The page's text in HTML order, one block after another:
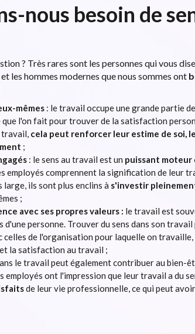
nous besoin de
? Très rares sont les personnes qui vous
les hommes modernes que nous sommes ont
mêmes : le travail occupe une grande partie
que l'on fait pour trouver de la satisfaction
travail, cela peut renforcer leur estime de soi,
;
: le sens au travail est un puissant
employés comprennent la signification de leur
ils sont plus enclins à s'investir
;
avec ses propres valeurs : le travail est
personne. Trouver du sens dans son travail
celles de l'organisation pour laquelle on
la satisfaction au travail ;
le travail peut également contribuer au bien-
employés ont l'impression que leur travail a du
de leur vie professionnelle, ce qui peut